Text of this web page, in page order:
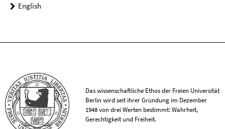
English
Das wissenschaftliche Ethos der Freien Universität
Berlin wird seit ihrer Gründung im Dezember
1948 von drei Werten bestimmt: Wahrheit,
Gerechtigkeit und Freiheit.